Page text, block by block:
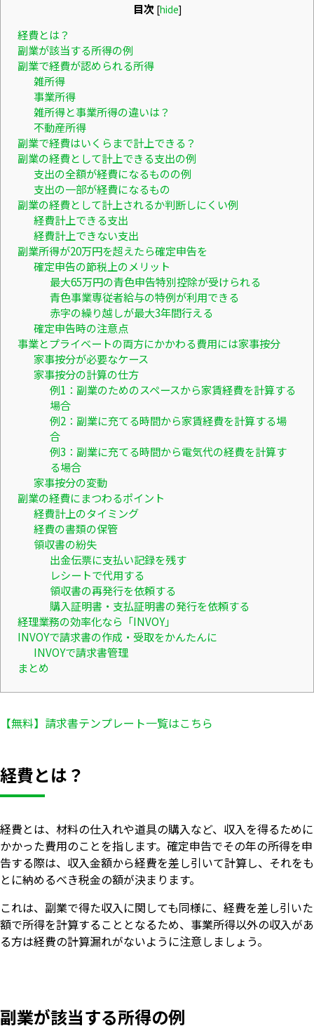
目次 [hide]
経費とは？
副業が該当する所得の例
副業で経費が認められる所得
雑所得
事業所得
雑所得と事業所得の違いは？
不動産所得
副業で経費はいくらまで計上できる？
副業の経費として計上できる支出の例
支出の全額が経費になるものの例
支出の一部が経費になるもの
副業の経費として計上されるか判断しにくい例
経費計上できる支出
経費計上できない支出
副業所得が20万円を超えたら確定申告を
確定申告の節税上のメリット
最大65万円の青色申告特別控除が受けられる
青色事業専従者給与の特例が利用できる
赤字の繰り越しが最大3年間行える
確定申告時の注意点
事業とプライベートの両方にかかわる費用には家事按分
家事按分が必要なケース
家事按分の計算の仕方
例1：副業のためのスペースから家賃経費を計算する
場合
例2：副業に充てる時間から家賃経費を計算する場
合
例3：副業に充てる時間から電気代の経費を計算す
る場合
家事按分の変動
副業の経費にまつわるポイント
経費計上のタイミング
経費の書類の保管
領収書の紛失
出金伝票に支払い記録を残す
レシートで代用する
領収書の再発行を依頼する
購入証明書・支払証明書の発行を依頼する
経理業務の効率化なら「INVOY」
INVOYで請求書の作成・受取をかんたんに
INVOYで請求書管理
まとめ
【無料】請求書テンプレート一覧はこちら
経費とは？
経費とは、材料の仕入れや道具の購入など、収入を得るために
かかった費用のことを指します。確定申告でその年の所得を申
告する際は、収入金額から経費を差し引いて計算し、それをも
とに納めるべき税金の額が決まります。
これは、副業で得た収入に関しても同様に、経費を差し引いた
額で所得を計算することとなるため、事業所得以外の収入があ
る方は経費の計算漏れがないように注意しましょう。
副業が該当する所得の例